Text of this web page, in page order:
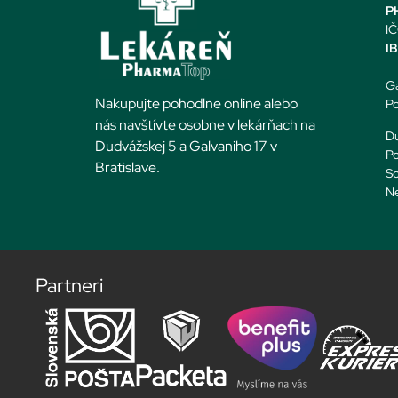
Nakupujte pohodlne online alebo
nás navštívte osobne v lekárňach na
Dudvážskej 5 a Galvaniho 17 v
Bratislave.
Partneri